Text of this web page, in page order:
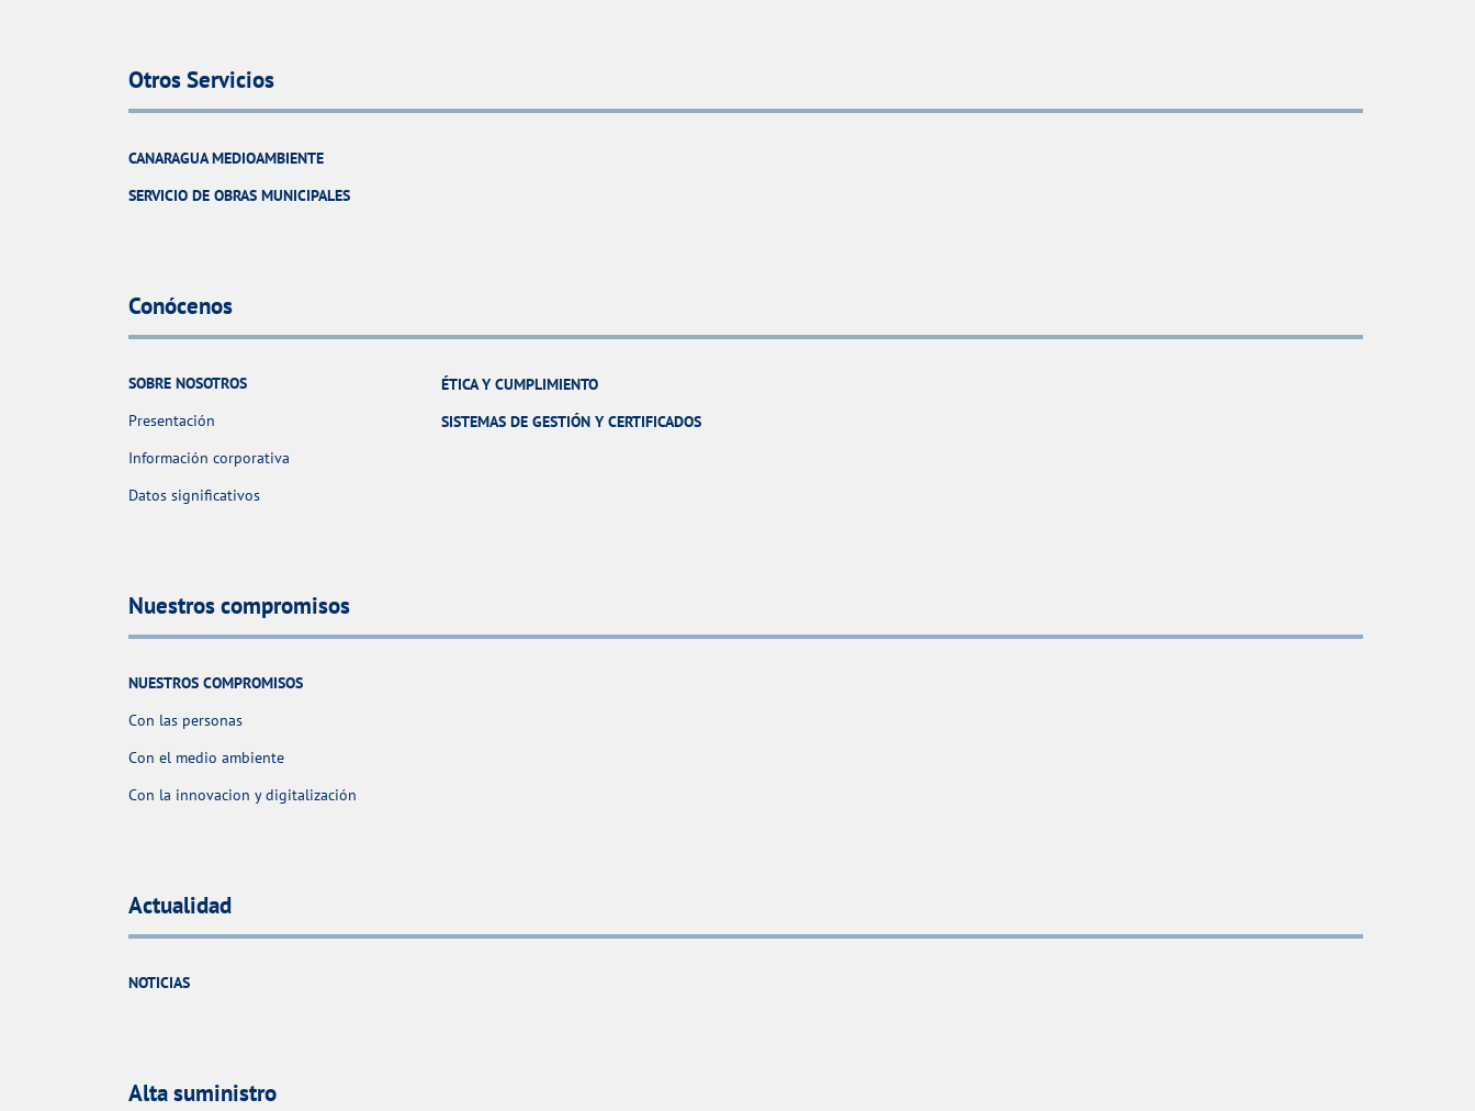
Otros Servicios
CANARAGUA MEDIOAMBIENTE
SERVICIO DE OBRAS MUNICIPALES
Conócenos
SOBRE NOSOTROS
Presentación
Información corporativa
Datos significativos
ÉTICA Y CUMPLIMIENTO
SISTEMAS DE GESTIÓN Y CERTIFICADOS
Nuestros compromisos
NUESTROS COMPROMISOS
Con las personas
Con el medio ambiente
Con la innovacion y digitalización
Actualidad
NOTICIAS
Alta suministro